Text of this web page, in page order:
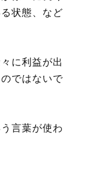
状態、など
に利益が出
ではないで
言葉が使わ